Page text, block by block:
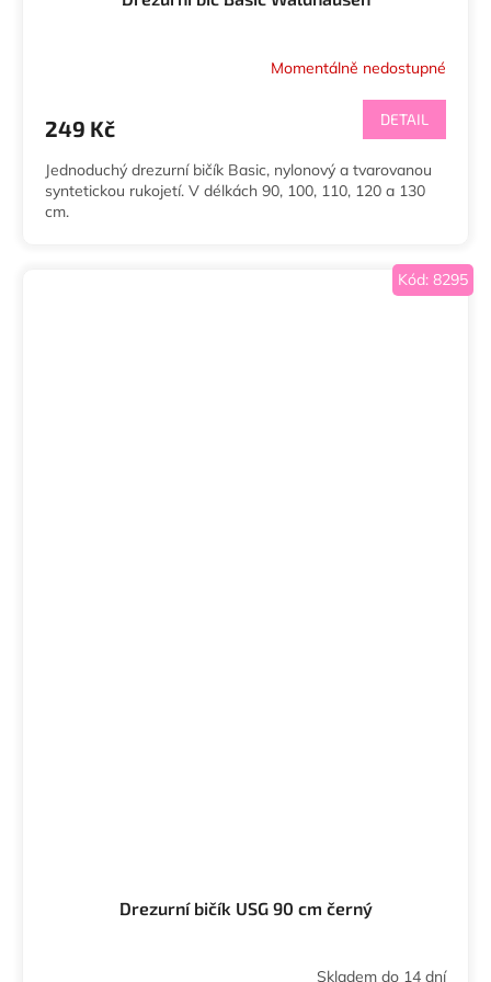
Momentálně nedostupné
249 Kč DETAIL
Jednoduchý drezurní bičík Basic, nylonový a tvarovanou
syntetickou rukojetí. V délkách 90, 100, 110, 120 a 130
cm.
Drezurní bičík USG 90 cm černý
Skladem do 14 dní
Kód: 8295